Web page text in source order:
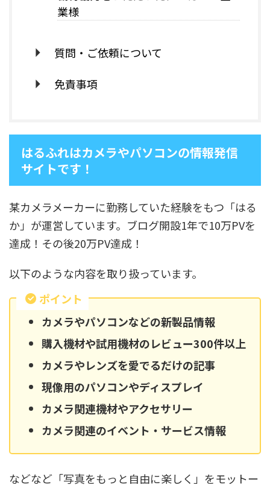
業様
質問・ご依頼について
免責事項
はるふれはカメラやパソコンの情報発信
サイトです！
某カメラメーカーに勤務していた経験をもつ「はる
か」が運営しています。ブログ開設1年で10万PVを
達成！その後20万PV達成！
以下のような内容を取り扱っています。
ポイント
カメラやパソコンなどの新製品情報
購入機材や試用機材のレビュー300件以上
カメラやレンズを愛でるだけの記事
現像用のパソコンやディスプレイ
カメラ関連機材やアクセサリー
カメラ関連のイベント・サービス情報
などなど「写真をもっと自由に楽しく」をモットー